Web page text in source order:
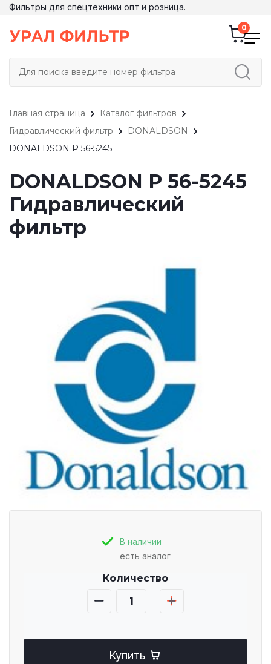
Фильтры для спецтехники опт и розница.
Главная страница
Каталог фильтров
Гидравлический фильтр
DONALDSON
DONALDSON P 56-5245
DONALDSON P 56-5245
Гидравлический
фильтр
В наличии
есть аналог
Количество
Купить